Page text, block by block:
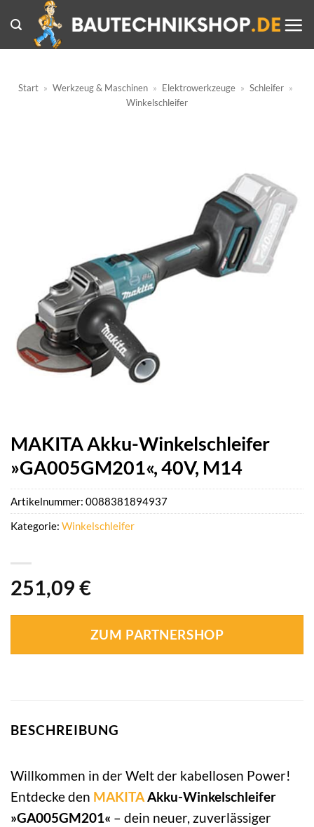
Inhalt
springen
Start » Werkzeug & Maschinen » Elektrowerkzeuge » Schleifer »
Winkelschleifer
MAKITA Akku-Winkelschleifer
»GA005GM201«, 40V, M14
251,09 €
ZUM PARTNERSHOP
Artikelnummer: 0088381894937
Kategorie: Winkelschleifer
BESCHREIBUNG
Willkommen in der Welt der kabellosen Power!
Entdecke den MAKITA Akku-Winkelschleifer
»GA005GM201« – dein neuer, zuverlässiger